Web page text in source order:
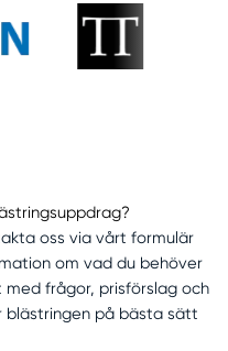
oss via vårt formulär
om vad du behöver
frågor, prisförslag och
blästringen på bästa sätt